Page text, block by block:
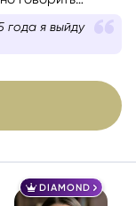
— я
говорить
слов.
дальше. Вы
поддержки и